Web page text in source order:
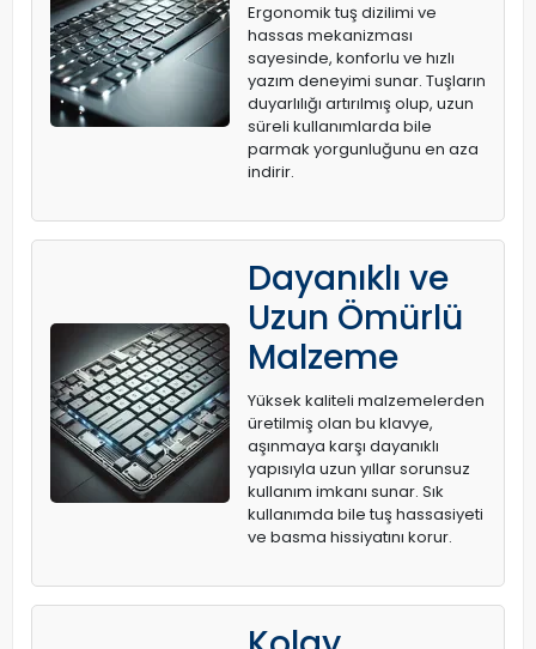
Ergonomik tuş dizilimi ve
hassas mekanizması
sayesinde, konforlu ve hızlı
yazım deneyimi sunar. Tuşların
duyarlılığı artırılmış olup, uzun
süreli kullanımlarda bile
parmak yorgunluğunu en aza
indirir.
Dayanıklı ve
Uzun Ömürlü
Malzeme
Yüksek kaliteli malzemelerden
üretilmiş olan bu klavye,
aşınmaya karşı dayanıklı
yapısıyla uzun yıllar sorunsuz
kullanım imkanı sunar. Sık
kullanımda bile tuş hassasiyeti
ve basma hissiyatını korur.